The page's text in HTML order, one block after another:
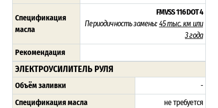
Спецификация
масла
FMVSS 116 DOT 4
Периодичность замены: 45тыс. км или
3 года
Рекомендация
ЭЛЕКТРОУСИЛИТЕЛЬ РУЛЯ
Объём заливки
-
Спецификация масла
не требуется